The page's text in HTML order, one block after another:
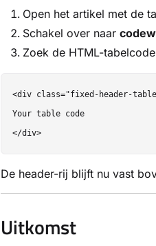
Open het artikel met de
Schakel over naar
Zoek de HTML-
<div class="fixed-header-
Your table code
De header-rij blijft nu vast
Uitkomst